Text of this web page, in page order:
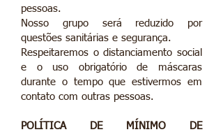
pessoas.
Nosso grupo será reduzido por
questões sanitárias e segurança.
Respeitaremos o distanciamento social
e o uso obrigatório de máscaras
durante o tempo que estivermos em
contato com outras pessoas.
POLÍTICA DE MÍNIMO DE